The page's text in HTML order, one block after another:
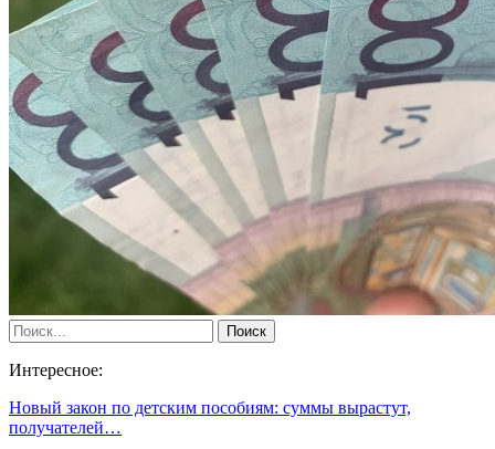
Интересное:
Новый закон по детским пособиям: суммы вырастут,
получателей…